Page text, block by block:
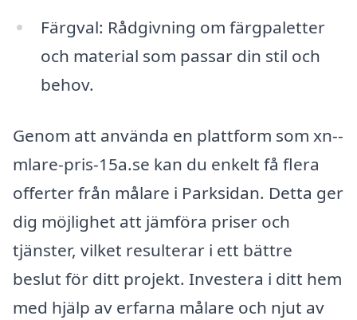
Färgval: Rådgivning om färgpaletter
och material som passar din stil och
behov.
Genom att använda en plattform som xn--
mlare-pris-15a.se kan du enkelt få flera
offerter från målare i Parksidan. Detta ger
dig möjlighet att jämföra priser och
tjänster, vilket resulterar i ett bättre
beslut för ditt projekt. Investera i ditt hem
med hjälp av erfarna målare och njut av